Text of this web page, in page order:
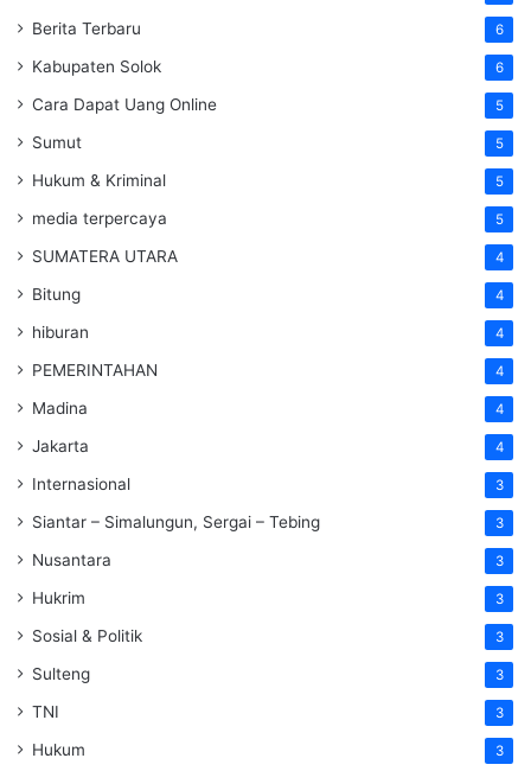
Berita Terbaru 6
Kabupaten Solok 6
Cara Dapat Uang Online 5
Sumut 5
Hukum & Kriminal 5
media terpercaya 5
SUMATERA UTARA 4
Bitung 4
hiburan 4
PEMERINTAHAN 4
Madina 4
Jakarta 4
Internasional 3
Siantar – Simalungun, Sergai – Tebing 3
Nusantara 3
Hukrim 3
Sosial & Politik 3
Sulteng 3
TNI 3
Hukum 3